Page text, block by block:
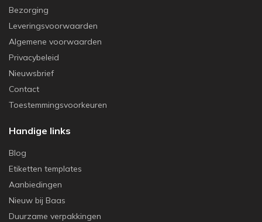
Bezorging
Leveringsvoorwaarden
Algemene voorwaarden
Privacybeleid
Nieuwsbrief
Contact
Toestemmingsvoorkeuren
Handige links
Blog
Etiketten templates
Aanbiedingen
Nieuw bij Baas
Duurzame verpakkingen